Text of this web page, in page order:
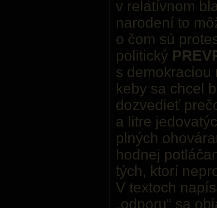
v relatívnom
narodení to
o čom sú
politický
s demokraciou
keby sa chcel
dozvedieť
a litre
plných
hodnej
tých, ktorí
V textoch
„odporu“ sa